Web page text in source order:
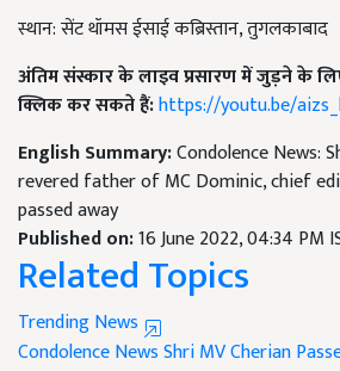
स्थान: सेंट थॉमस ईसाई कब्रिस्तान, तुगलकाबाद
अंतिम संस्कार के लाइव प्रसारण में जुड़ने के
क्लिक कर सकते हैं:https://youtu.be/
English Summary:Condolence News:
revered father of MC Dominic, chief
passed away
Published on:16 June 2022, 04:34 PM
Related Topics
Trending News
Condolence NewsShri MV Cherian